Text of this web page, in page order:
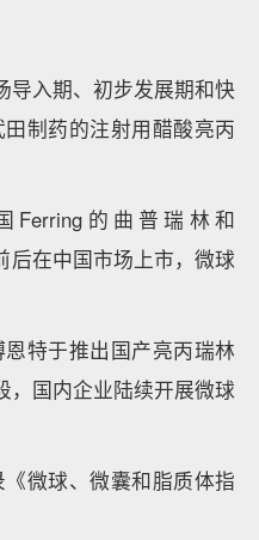
导入期、初步发展期和快
制药的注射用醋酸亮丙
Ferring的曲普瑞林和
后在中国市场上市，微球
特于推出国产亮丙瑞林
，国内企业陆续开展微球
微球、微囊和脂质体指